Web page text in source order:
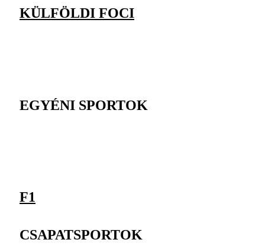
KÜLFÖLDI FOCI
EGYÉNI SPORTOK
F1
CSAPATSPORTOK